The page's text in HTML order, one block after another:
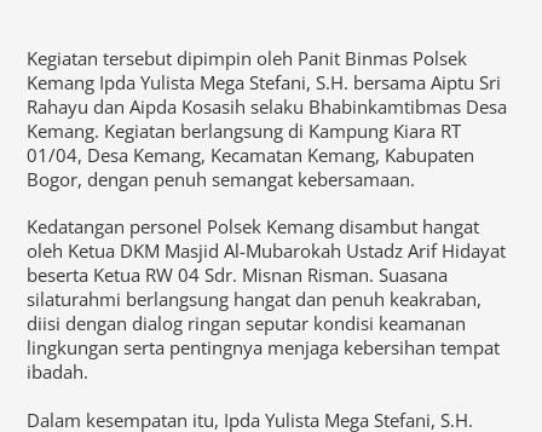
Kegiatan tersebut dipimpin oleh Panit Binmas Polsek
Kemang Ipda Yulista Mega Stefani, S.H. bersama Aiptu Sri
Rahayu dan Aipda Kosasih selaku Bhabinkamtibmas Desa
Kemang. Kegiatan berlangsung di Kampung Kiara RT
01/04, Desa Kemang, Kecamatan Kemang, Kabupaten
Bogor, dengan penuh semangat kebersamaan.
Kedatangan personel Polsek Kemang disambut hangat
oleh Ketua DKM Masjid Al-Mubarokah Ustadz Arif Hidayat
beserta Ketua RW 04 Sdr. Misnan Risman. Suasana
silaturahmi berlangsung hangat dan penuh keakraban,
diisi dengan dialog ringan seputar kondisi keamanan
lingkungan serta pentingnya menjaga kebersihan tempat
ibadah.
Dalam kesempatan itu, Ipda Yulista Mega Stefani, S.H.